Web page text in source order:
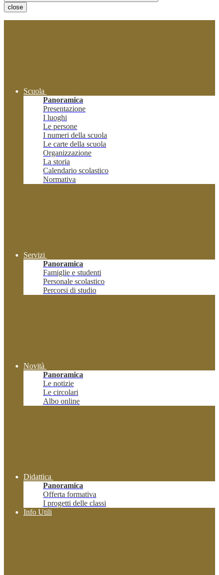
close
Scuola
Panoramica
Presentazione
I luoghi
Le persone
I numeri della scuola
Le carte della scuola
Organizzazione
La storia
Calendario scolastico
Normativa
Servizi
Panoramica
Famiglie e studenti
Personale scolastico
Percorsi di studio
Novità
Panoramica
Le notizie
Le circolari
Albo online
Didattica
Panoramica
Offerta formativa
I progetti delle classi
Info Utili